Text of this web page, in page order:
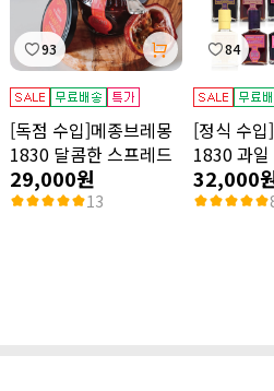
93
[독점 수입]메종브레몽
1830 달콤한 스프레드
29,000원
13
84
[정식 수
1830 과
32,000원
8